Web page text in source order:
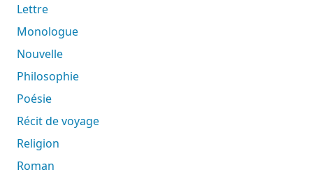
Lettre
Monologue
Nouvelle
Philosophie
Poésie
Récit de voyage
Religion
Roman